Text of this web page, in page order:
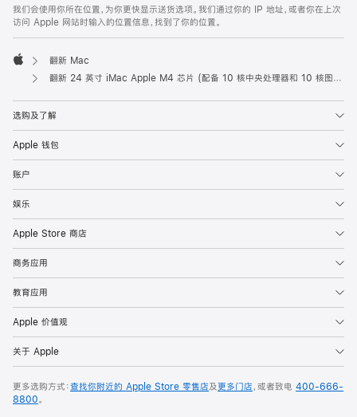
我们会使用你所在位置，为你更快显示送货选项。我们通过你的 IP 地址，或者你在上次
访问 Apple 网站时输入的位置信息，找到了你的位置。
Apple
翻新 Mac
翻新 24 英寸 iMac Apple M4 芯片 (配备 10 核中央处理器和 10 核图形处理器) 和千兆以太网端口 - 银色
选购及了解
Apple 钱包
账户
娱乐
Apple Store 商店
商务应用
教育应用
Apple 价值观
关于 Apple
更多选购方式：查找你附近的 Apple Store 零售店及更多门店，或者致电 400-666-
8800。